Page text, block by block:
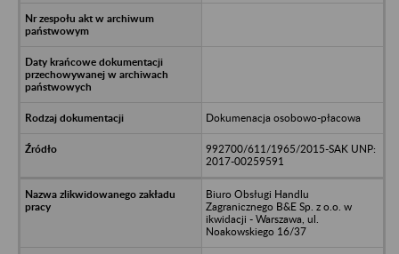
Dokumenacja osobowo-płacowa
992700/611/1965/2015-SAK UNP:
2017-00259591
Biuro Obsługi Handlu
Zagranicznego B&E Sp. z o.o. w
ikwidacji - Warszawa, ul.
Noakowskiego 16/37